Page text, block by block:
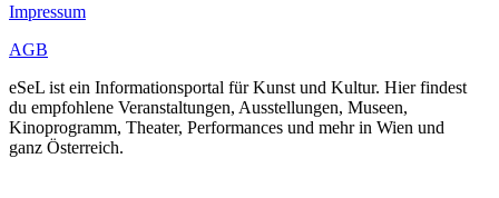
Impressum
AGB
eSeL ist ein Informationsportal für Kunst und Kultur. Hier findest
du empfohlene Veranstaltungen, Ausstellungen, Museen,
Kinoprogramm, Theater, Performances und mehr in Wien und
ganz Österreich.